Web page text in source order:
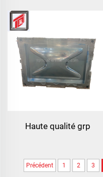
nouveau casque de
combat en fibre de verre
casque de formation
protecteur tactique
extérieur
Haute qualité grp
d'eau/frb réservoir
d'eau/gpr moule de
Précédent 1 2 3